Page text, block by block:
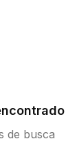
de busca